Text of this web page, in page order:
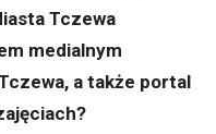
Tczewa
medialnym
a także portal